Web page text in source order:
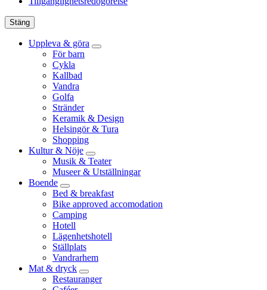
Stäng
Uppleva & göra
För barn
Cykla
Kallbad
Vandra
Golfa
Stränder
Keramik & Design
Helsingör & Tura
Shopping
Kultur & Nöje
Musik & Teater
Museer & Utställningar
Boende
Bed & breakfast
Bike approved accomodation
Camping
Hotell
Lägenhetshotell
Ställplats
Vandrarhem
Mat & dryck
Restauranger